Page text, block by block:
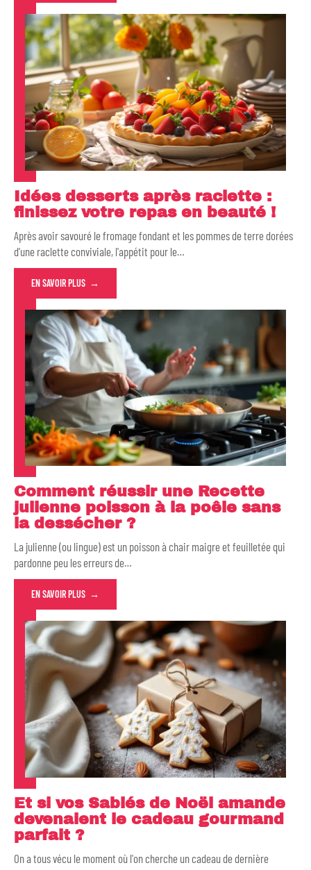
Idées desserts après raclette :
finissez votre repas en beauté !
Après avoir savouré le fromage fondant et les pommes de terre dorées
d'une raclette conviviale, l'appétit pour le…
EN SAVOIR PLUS
Comment réussir une Recette
julienne poisson à la poêle sans
la dessécher ?
La julienne (ou lingue) est un poisson à chair maigre et feuilletée qui
pardonne peu les erreurs de…
EN SAVOIR PLUS
Et si vos Sablés de Noël amande
devenaient le cadeau gourmand
parfait ?
On a tous vécu le moment où l'on cherche un cadeau de dernière